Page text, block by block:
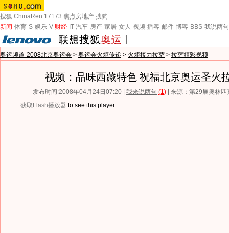
搜狐 ChinaRen 17173 焦点房地产 搜狗
新闻-体育-S-娱乐-V-财经- IT-汽车-房产-家居-女人-视频-播客-邮件-博客-BBS-我说两句
奥运频道-2008北京奥运会 > 奥运会火炬传递 > 火炬接力拉萨 > 拉萨精彩视频
视频：品味西藏特色 祝福北京奥运圣火
发布时间:2008年04月24日07:20 | 我来说两句 (1) | 来源：第29届奥林
获取Flash播放器 to see this player.